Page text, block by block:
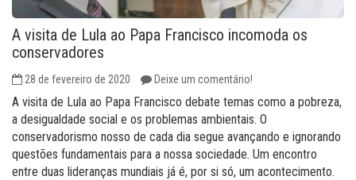
A visita de Lula ao Papa Francisco incomoda os
conservadores
28 de fevereiro de 2020 Deixe um comentário!
A visita de Lula ao Papa Francisco debate temas como a pobreza,
a desigualdade social e os problemas ambientais. O
conservadorismo nosso de cada dia segue avançando e ignorando
questões fundamentais para a nossa sociedade. Um encontro
entre duas lideranças mundiais já é, por si só, um acontecimento.